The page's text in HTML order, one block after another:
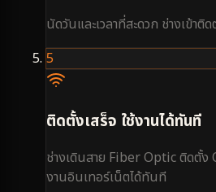
นัดวันและเวลาที่สะดวก ช่างเข้าติ
5
ติดตั้งเสร็จ ใช้งานได้ทันที
ช่างเดินสาย Fiber Optic ติดตั้ง
งานอินเทอร์เน็ตได้ทันที